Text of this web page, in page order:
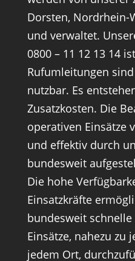
Dorsten,
und verwaltet.
0800 – 11 12 13 14
Rufumleitungen
nutzbar. Es
Zusatzkosten. Die
operativen Einsätze
und effektiv durch
bundesweit
Die hohe
Einsatzkräfte
bundesweit
Einsätze, nahezu zu
jedem Ort,